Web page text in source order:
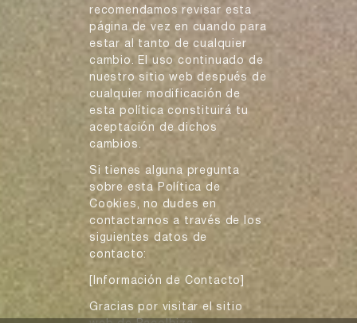
recomendamos revisar esta
página de vez en cuando para
estar al tanto de cualquier
cambio. El uso continuado de
nuestro sitio web después de
cualquier modificación de
esta política constituirá tu
aceptación de dichos
cambios.
Si tienes alguna pregunta
sobre esta Política de
Cookies, no dudes en
contactarnos a través de los
siguientes datos de
contacto:
[Información de Contacto]
Gracias por visitar el sitio